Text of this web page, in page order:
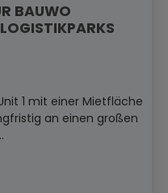
BAUWO
1 mit einer Mietfläche
an einen großen